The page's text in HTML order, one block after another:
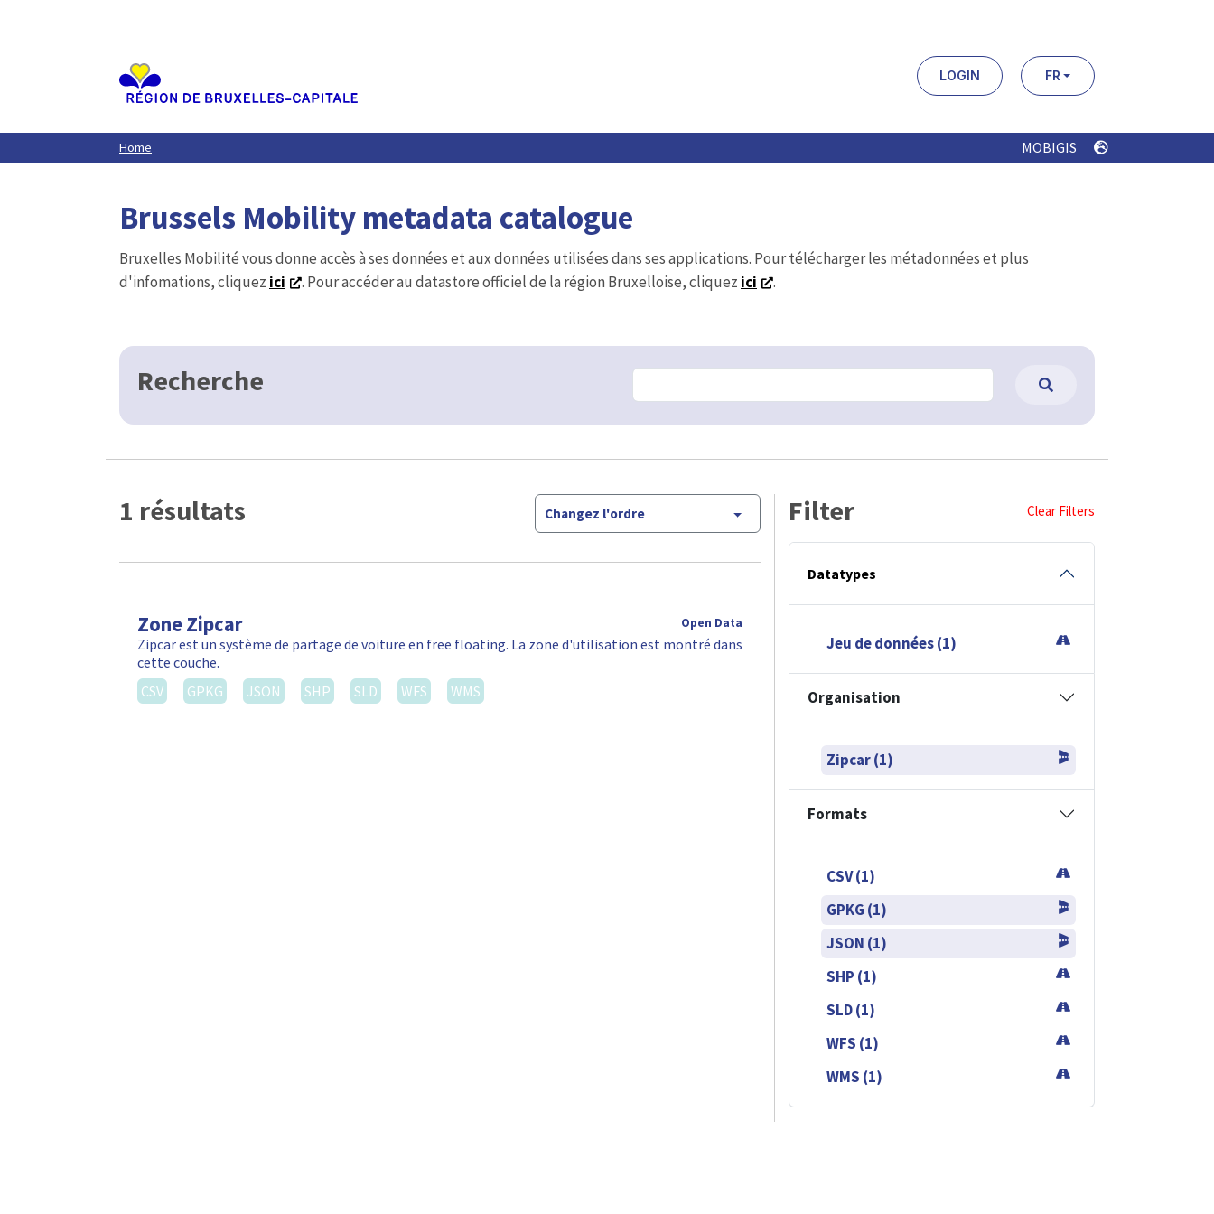
LOGIN FR
Home MOBIGIS
Brussels Mobility metadata catalogue
Bruxelles Mobilité vous donne accès à ses données et aux données utilisées dans ses applications. Pour télécharger les métadonnées et plus
d'infomations, cliquez ici . Pour accéder au datastore officiel de la région Bruxelloise, cliquez ici .
Recherche
1 résultats Changez l'ordre
Zone Zipcar Open Data
Zipcar est un système de partage de voiture en free floating. La zone d'utilisation est montré dans
cette couche.
CSV
GPKG JSON SHP SLD WFS WMS
Filter Clear Filters
Datatypes
Jeu de données (1)
Organisation
Zipcar (1)
Formats
CSV (1)
GPKG (1)
JSON (1)
SHP (1)
SLD (1)
WFS (1)
WMS (1)